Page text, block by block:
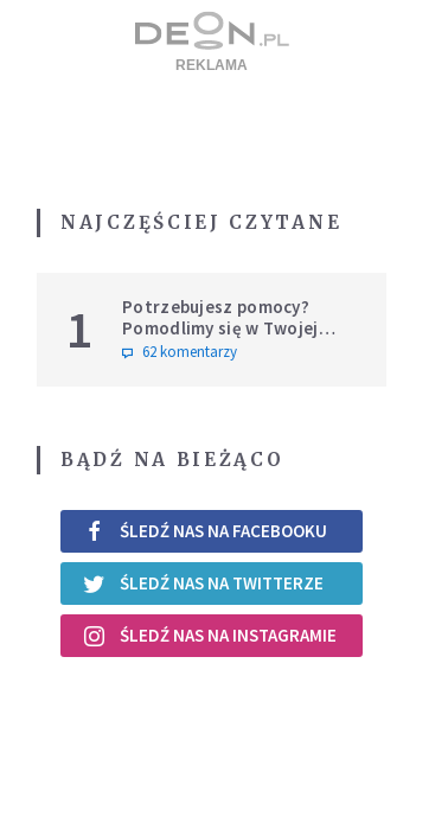
NAJCZĘŚCIEJ CZYTANE
1
Potrzebujesz pomocy?
Pomodlimy się w Twojej
intencji
62 komentarzy
BĄDŹ NA BIEŻĄCO
ŚLEDŹ NAS NA FACEBOOKU
ŚLEDŹ NAS NA TWITTERZE
ŚLEDŹ NAS NA INSTAGRAMIE